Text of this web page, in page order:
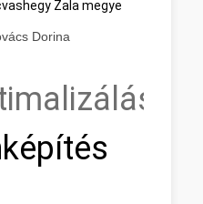
Zala megye
Dorina